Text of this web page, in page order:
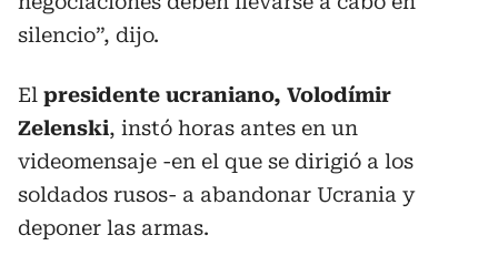
silencio”, dijo.
El presidente ucraniano, Volodímir
Zelenski, instó horas antes en un
videomensaje -en el que se dirigió a los
soldados rusos- a abandonar Ucrania y
deponer las armas.